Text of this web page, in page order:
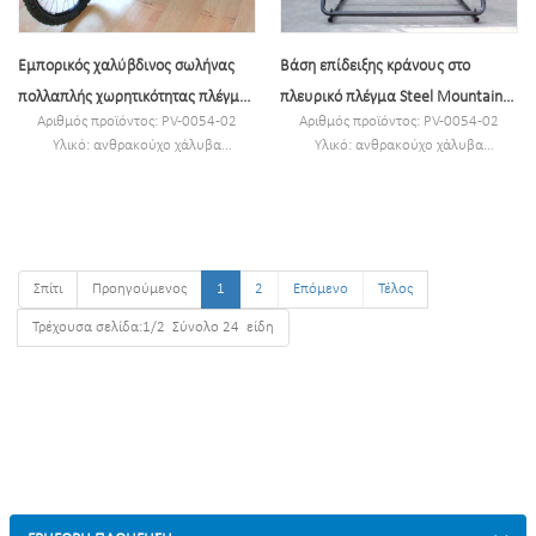
Εμπορικός χαλύβδινος σωλήνας
πολλαπλής χωρητικότητας πλέγμα
γαλβανισμένο 3 ράφι ποδηλάτων
Αριθμός προϊόντος: PV-0054-02
Υλικό: ανθρακούχο χάλυβα
Βάση επίδειξης κράνους στο
πλευρικό πλέγμα Steel Mountain
Antique Heavy Bike
Αριθμός προϊόντος: PV-0054-02
Υλικό: ανθρακούχο χάλυβα
Σπίτι
Προηγούμενος 1 2 Επόμενο Τέλος
Τρέχουσα σελίδα:1/2 Σύνολο 24 είδη